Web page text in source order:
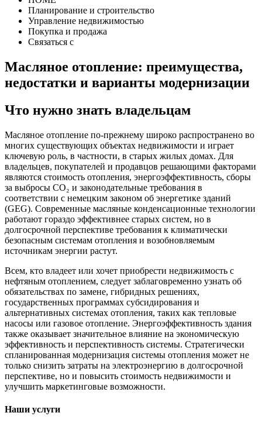
Планирование и строительство
Управление недвижимостью
Покупка и продажа
Связаться с
Масляное отопление: преимущества,
недостатки и варианты модернизации
Что нужно знать владельцам
Масляное отопление по-прежнему широко распространено во
многих существующих объектах недвижимости и играет
ключевую роль, в частности, в старых жилых домах. Для
владельцев, покупателей и продавцов решающими факторами
являются стоимость отопления, энергоэффективность, сборы
за выбросы CO₂ и законодательные требования в
соответствии с немецким законом об энергетике зданий
(GEG). Современные масляные конденсационные технологии
работают гораздо эффективнее старых систем, но в
долгосрочной перспективе требования к климатически
безопасным системам отопления и возобновляемым
источникам энергии растут.
Всем, кто владеет или хочет приобрести недвижимость с
нефтяным отоплением, следует заблаговременно узнать об
обязательствах по замене, гибридных решениях,
государственных программах субсидирования и
альтернативных системах отопления, таких как тепловые
насосы или газовое отопление. Энергоэффективность здания
также оказывает значительное влияние на экономическую
эффективность и перспективность системы. Стратегически
спланированная модернизация системы отопления может не
только снизить затраты на электроэнергию в долгосрочной
перспективе, но и повысить стоимость недвижимости и
улучшить маркетинговые возможности.
Наши услуги